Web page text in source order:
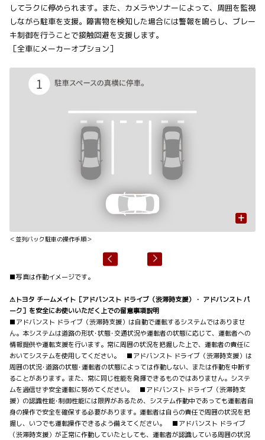
してラクに停められます。また、カメラやソナーによって、周囲を監視
しながら駐車を支援。障害物を検知した場合には警報を鳴らし、ブレー
キ制御を行うことで接触回避を支援します。
［全車にメーカーオプション］
+
＜並列バック駐車の操作手順＞
■写真は作動イメージです。
⚠トヨタ チームメイト［アドバンスト ドライブ（渋滞時支援）・ アドバンスト パ
ーク］を安全にお使いいただく上での留意事項説明
■アドバンスト ドライブ（渋滞時支援）は自動で運転するシステムではありませ
ん。本システムは道路の形状･状態･交通状況や運転者の状態に応じて、運転者への
情報提供や運転支援を行います。常に周囲の状況を把握した上で、運転者の責任に
おいてシステムを使用してください。 ■アドバンスト ドライブ（渋滞時支援）は
周囲の状況･道路の状態･運転者の状態によっては作動しない、または作動を中断す
ることがあります。また、常に同じ性能を発揮できるものではありません。システ
ムを過信せず安全運転に努めてください。 ■アドバンスト ドライブ（渋滞時支
援）の認識性能･制御性能には限界があるため、システム作動中であっても運転者自
身の操作で安全を確保する必要があります。運転者は自らの責任で周囲の状況を把
握し、いつでも運転操作できるよう備えてください。 ■アドバンスト ドライブ
（渋滞時支援）が正常に作動していたとしても、運転者が認識している周囲の状況